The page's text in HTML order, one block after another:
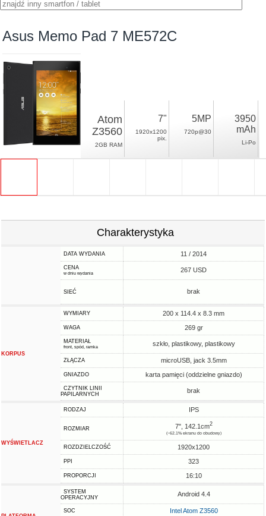
Asus Memo Pad 7 ME572C
Atom
Z3560
2GB RAM
7"
1920x1200
pix.
5MP
720p@30
3950
mAh
Li-Po
Charakterystyka
DATA WYDANIA 11 / 2014
CENA
w dniu wydania 267 USD
SIEĆ brak
KORPUS
WYMIARY 200 x 114.4 x 8.3 mm
WAGA 269 gr
MATERIAŁ
front, spód, ramka szkło, plastikowy, plastikowy
ZŁĄCZA microUSB, jack 3.5mm
GNIAZDO karta pamięci (oddzielne gniazdo)
CZYTNIK LINII
PAPILARNYCH
brak
WYŚWIETLACZ
RODZAJ IPS
ROZMIAR 7", 142.1cm2
(~62.1% ekranu do obudowy)
ROZDZIELCZOŚĆ 1920x1200
PPI 323
PROPORCJI 16:10
SYSTEM
OPERACYJNY
Android 4.4
SOC Intel Atom Z3560